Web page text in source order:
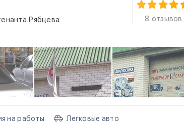
Рябцева
8 отзывов
на работы
Легковые авто